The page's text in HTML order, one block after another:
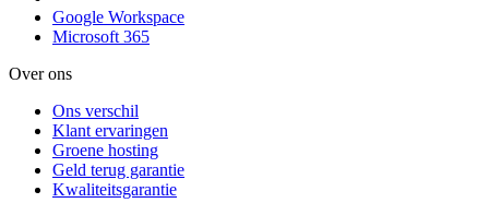
Google Workspace
Microsoft 365
Over ons
Ons verschil
Klant ervaringen
Groene hosting
Geld terug garantie
Kwaliteitsgarantie